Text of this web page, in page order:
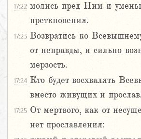
17:22 молись пред Ним и
преткновения.
17:23 Возвратись ко
от неправды, и сильно
мерзость.
17:24 Кто будет восхвалять
вместо живущих и
17:25 От мертвого, как от
нет прославления: